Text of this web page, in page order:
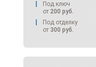
Под ключ
от 200 руб.
Под отделку
от 300 руб.